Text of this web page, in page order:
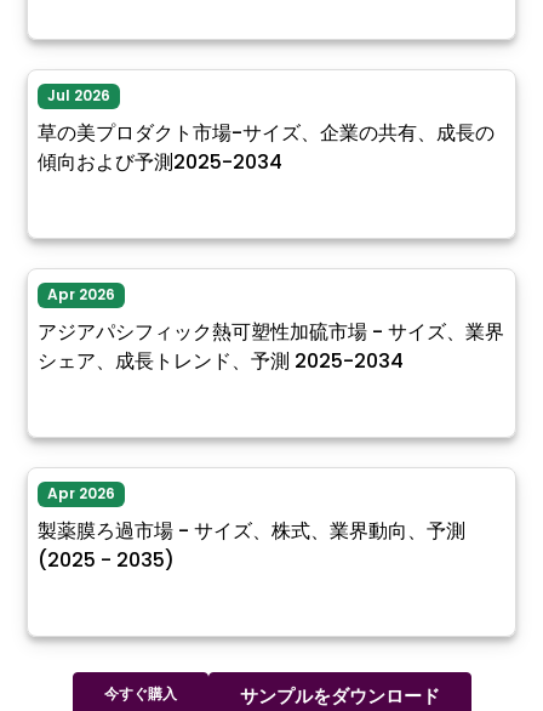
Jul 2026
草の美プロダクト市場-サイズ、企業の共有、成長の
傾向および予測2025-2034
Apr 2026
アジアパシフィック熱可塑性加硫市場 - サイズ、業界
シェア、成長トレンド、予測 2025-2034
Apr 2026
製薬膜ろ過市場 - サイズ、株式、業界動向、予測
(2025 - 2035)
今すぐ購入 サンプルをダウンロード